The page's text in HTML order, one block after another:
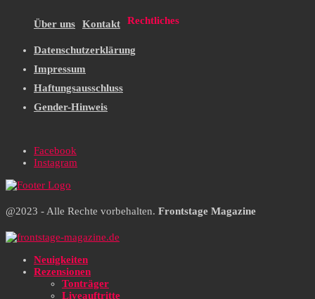
Über uns Kontakt Rechtliches
Datenschutzerklärung
Impressum
Haftungsausschluss
Gender-Hinweis
Facebook
Instagram
@2023 - Alle Rechte vorbehalten. Frontstage Magazine
Neuigkeiten
Rezensionen
Tonträger
Liveauftritte